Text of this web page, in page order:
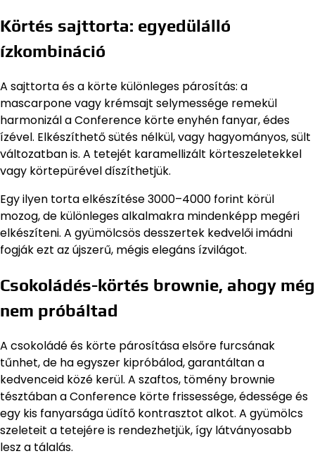
Körtés sajttorta: egyedülálló
ízkombináció
A sajttorta és a körte különleges párosítás: a
mascarpone vagy krémsajt selymessége remekül
harmonizál a Conference körte enyhén fanyar, édes
ízével. Elkészíthető sütés nélkül, vagy hagyományos, sült
változatban is. A tetejét karamellizált körteszeletekkel
vagy körtepürével díszíthetjük.
Egy ilyen torta elkészítése 3000–4000 forint körül
mozog, de különleges alkalmakra mindenképp megéri
elkészíteni. A gyümölcsös desszertek kedvelői imádni
fogják ezt az újszerű, mégis elegáns ízvilágot.
Csokoládés-körtés brownie, ahogy még
nem próbáltad
A csokoládé és körte párosítása elsőre furcsának
tűnhet, de ha egyszer kipróbálod, garantáltan a
kedvenceid közé kerül. A szaftos, tömény brownie
tésztában a Conference körte frissessége, édessége és
egy kis fanyarsága üdítő kontrasztot alkot. A gyümölcs
szeleteit a tetejére is rendezhetjük, így látványosabb
lesz a tálalás.